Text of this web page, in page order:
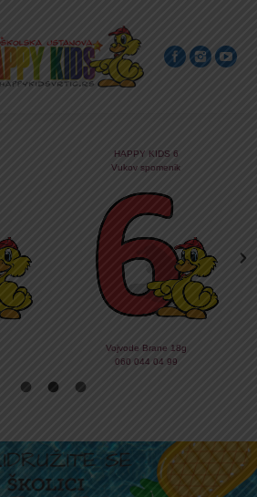
HAPPY KIDS 6
Vukov spomenik
Vojvode Brane 18g
060 044 04 99